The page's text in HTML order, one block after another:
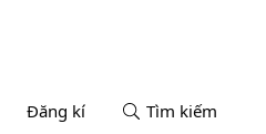
Đăng kí Tìm kiếm